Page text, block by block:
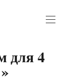
для 4
⠀